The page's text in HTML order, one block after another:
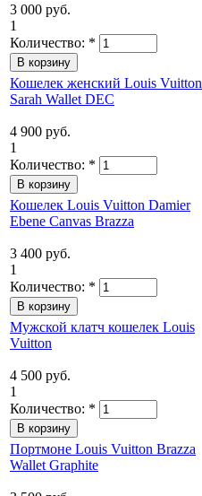
3 000 руб.
1
Количество: *
Кошелек женский Louis Vuitton
Sarah Wallet DEC
4 900 руб.
1
Количество: *
Кошелек Louis Vuitton Damier
Ebene Canvas Brazza
3 400 руб.
1
Количество: *
Мужской клатч кошелек Louis
Vuitton
4 500 руб.
1
Количество: *
Портмоне Louis Vuitton Brazza
Wallet Graphite